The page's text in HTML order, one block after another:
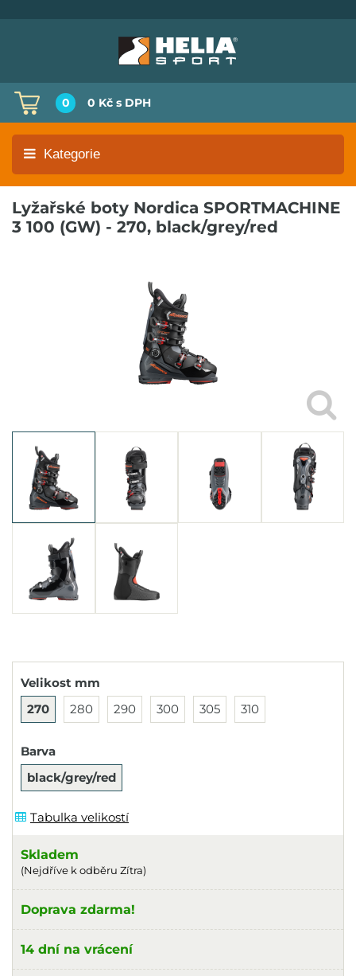
0 0 Kč s DPH
Kategorie
Lyžařské boty Nordica SPORTMACHINE
3 100 (GW) - 270, black/grey/red
Velikost mm
270
280 290 300 305 310
Barva
black/grey/red
Tabulka velikostí
Skladem
(Nejdříve k odběru Zítra)
Doprava zdarma!
14 dní na vrácení